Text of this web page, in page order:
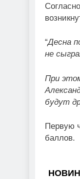
“Десна
не
При
будут
Первую
баллов.